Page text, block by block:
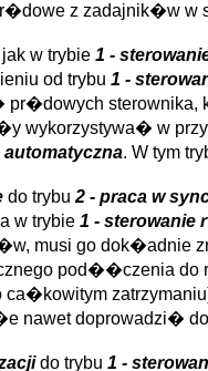
z zadajnik�w w
w trybie 1 -
od trybu 1 -
wykorzystywa� w
automatyczna. W tym
do trybu 2 - praca w
w trybie 1 - sterowanie
musi go dok�adnie
pod��czenia
ca�kowitym
nawet doprowadzi�
do trybu 1 -